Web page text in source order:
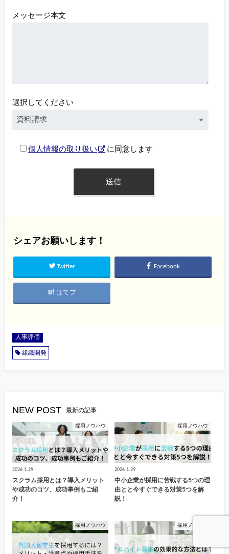
メッセージ本文
選択してください
個人情報の取り扱い に同意します
シェアお願いします！
Twitter Facebook
はてブ
人事評価
組織開発
NEW POST 最新の記事
採用ノウハウ
2026.1.29
スクラム採用とは？導入メリット
や成功のコツ、成功事例もご紹
介！
採用ノウハウ
2026.1.29
中小企業が採用に苦戦する5つの理
由とと今すぐできる対策5つを解
説！
採用ノウハウ 採用ノウハウ